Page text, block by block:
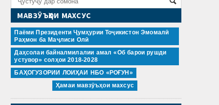
МАВЗӮЪҲОИ МАХСУС
Паёми Президенти Ҷумҳурии Тоҷикистон Эмомалӣ
Раҳмон ба Маҷлиси Олӣ
Даҳсолаи байналмилалии амал «Об барои рушди
устувор» солҳои 2018-2028
БАҲОГУЗОРИИ ЛОИҲАИ НБО «РОҒУН»
Ҳамаи мавзӯъҳои махсус